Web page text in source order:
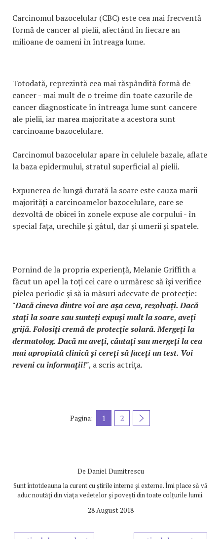
Carcinomul bazocelular (CBC) este cea mai frecventă
formă de cancer al pielii, afectând în fiecare an
milioane de oameni în întreaga lume.
Totodată, reprezintă cea mai răspândită formă de
cancer - mai mult de o treime din toate cazurile de
cancer diagnosticate în întreaga lume sunt cancere
ale pielii, iar marea majoritate a acestora sunt
carcinoame bazocelulare.
Carcinomul bazocelular apare în celulele bazale, aflate
la baza epidermului, stratul superficial al pielii.
Expunerea de lungă durată la soare este cauza marii
majorități a carcinoamelor bazocelulare, care se
dezvoltă de obicei în zonele expuse ale corpului - în
special fața, urechile și gâtul, dar și umerii și spatele.
Pornind de la propria experiență, Melanie Griffith a
făcut un apel la toți cei care o urmăresc să își verifice
pielea periodic și să ia măsuri adecvate de protecție:
"Dacă cineva dintre voi are așa ceva, rezolvați. Dacă
stați la soare sau sunteți expuși mult la soare, aveți
grijă. Folosiți cremă de protecție solară. Mergeți la
dermatolog. Dacă nu aveți, căutați sau mergeți la cea
mai apropiată clinică și cereți să faceți un test. Voi
reveni cu informații!", a scris actrița.
Pagina: 1 2
De Daniel Dumitrescu
Sunt întotdeauna la curent cu știrile interne și externe. Îmi place să vă
aduc noutăți din viața vedetelor și povești din toate colțurile lumii.
28 August 2018